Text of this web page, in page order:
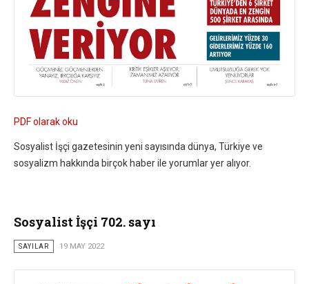
PDF olarak oku
Sosyalist İşçi gazetesinin yeni sayısında dünya, Türkiye ve
sosyalizm hakkında birçok haber ile yorumlar yer alıyor.
Sosyalist İşçi 702. sayı
SAYILAR 19 MAY 2022